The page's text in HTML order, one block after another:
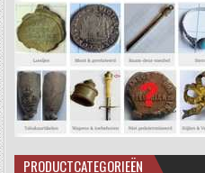
PRODUCTCATEGORIEËN